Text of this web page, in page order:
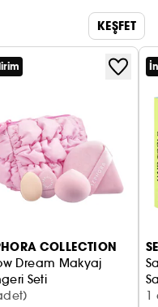
KEŞFET
COLLECTION
Dream Makyaj
Seti
Seti
1